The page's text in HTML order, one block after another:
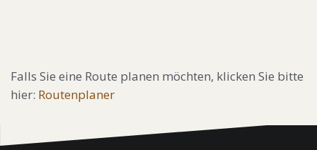
Falls Sie eine Route planen möchten, klicken Sie bitte
hier: Routenplaner